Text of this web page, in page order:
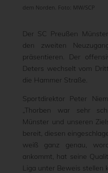
dem Norden. Foto: MW/SCP
Der SC Preußen
den zweiten
präsentieren. Der
Deters wechselt vom
die Hammer Straße.
Sportdirektor Peter
„Thorben war sehr
Münster und unseren
bereit, diesen
weiß ganz genau,
ankommt, hat seine
Liga unter Beweis stellen